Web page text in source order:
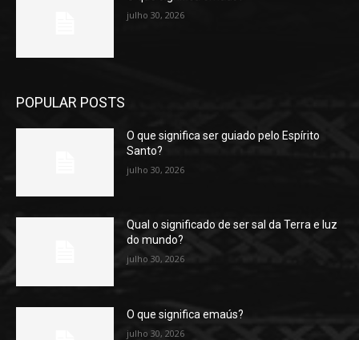
julho 30, 2026
POPULAR POSTS
O que significa ser guiado pelo Espírito
Santo?
julho 30, 2026
Qual o significado de ser sal da Terra e luz
do mundo?
julho 30, 2026
O que significa emaús?
julho 30, 2026